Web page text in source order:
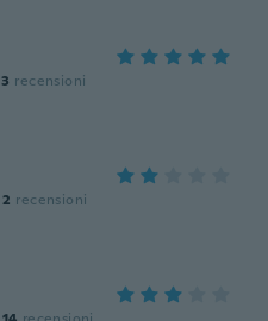
3 recensioni
2 recensioni